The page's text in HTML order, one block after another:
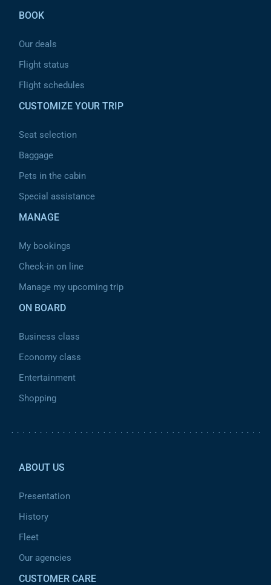
BOOK
Our deals
Flight status
Flight schedules
CUSTOMIZE YOUR TRIP
Seat selection
Baggage
Pets in the cabin
Special assistance
MANAGE
My bookings
Check-in on line
Manage my upcoming trip
ON BOARD
Business class
Economy class
Entertainment
Shopping
ABOUT US
Presentation
History
Fleet
Our agencies
CUSTOMER CARE